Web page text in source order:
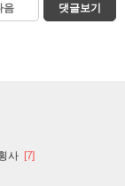
음 댓글보기
사 [7]